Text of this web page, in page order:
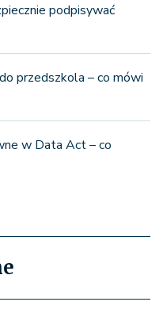
podpisywać
przedszkola – co mówi
w Data Act – co